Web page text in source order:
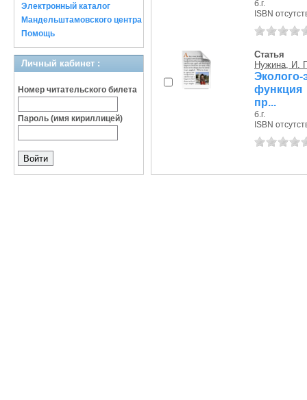
Электронный каталог
Мандельштамовского центра
Помощь
Личный кабинет :
Номер читательского билета
Пароль (имя кириллицей)
б.г.
ISBN
Статья
Нужина, И.
функция
пр...
б.г.
ISBN